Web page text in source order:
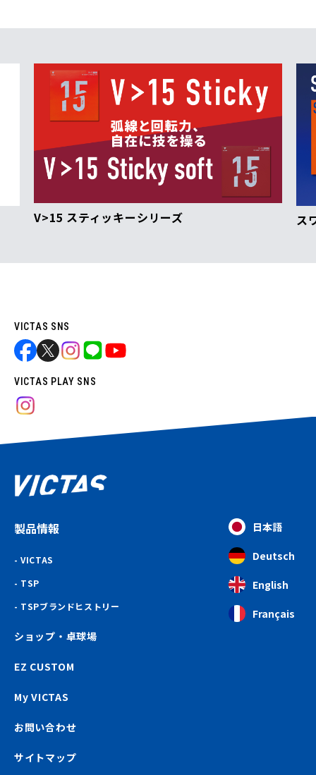
V>15 スティッキーシリーズ ス
VICTAS SNS
VICTAS PLAY SNS
製品情報
VICTAS
TSP
TSPブランドヒストリー
ショップ・卓球場
EZ CUSTOM
My VICTAS
お問い合わせ
サイトマップ
日本語
Deutsch
English
Français